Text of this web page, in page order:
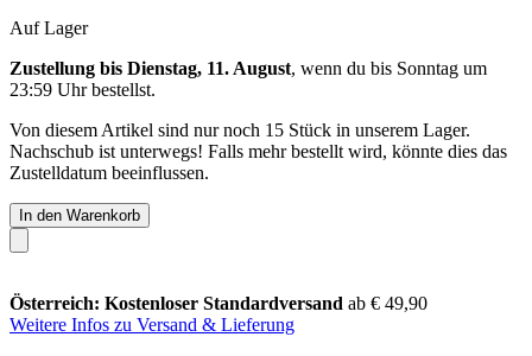
Auf Lager
Zustellung bis Dienstag, 11. August, wenn du bis Sonntag um
23:59 Uhrbestellst.
Von diesem Artikel sind nur noch 15 Stück in unserem Lager.
Nachschub ist unterwegs! Falls mehr bestellt wird, könnte dies das
Zustelldatum beeinflussen.
In den Warenkorb
Österreich: Kostenloser Standardversand ab € 49,90
Weitere Infos zu Versand & Lieferung